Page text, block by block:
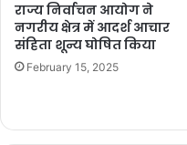
राज्य निर्वाचन आयोग ने
नगरीय क्षेत्र में आदर्श आचार
संहिता शून्य घोषित किया
February 15, 2025